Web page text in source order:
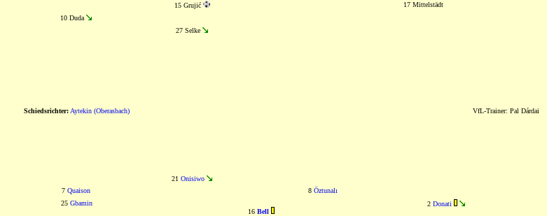
15 Grujić
17 Mittelstädt
10 Duda
27 Selke
Schiedsrichter: Aytekin (Oberasbach) VfL-Trainer: Pal Dárdai
21 Onisiwo
7 Quaison 8 Öztunalı
25 Gbamin
16 Bell
2 Donati